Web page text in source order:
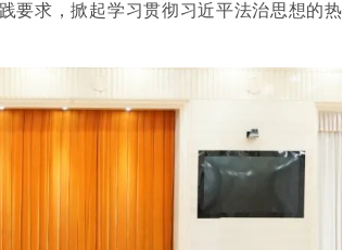
要求，掀起学习贯彻习近平法治思想的热